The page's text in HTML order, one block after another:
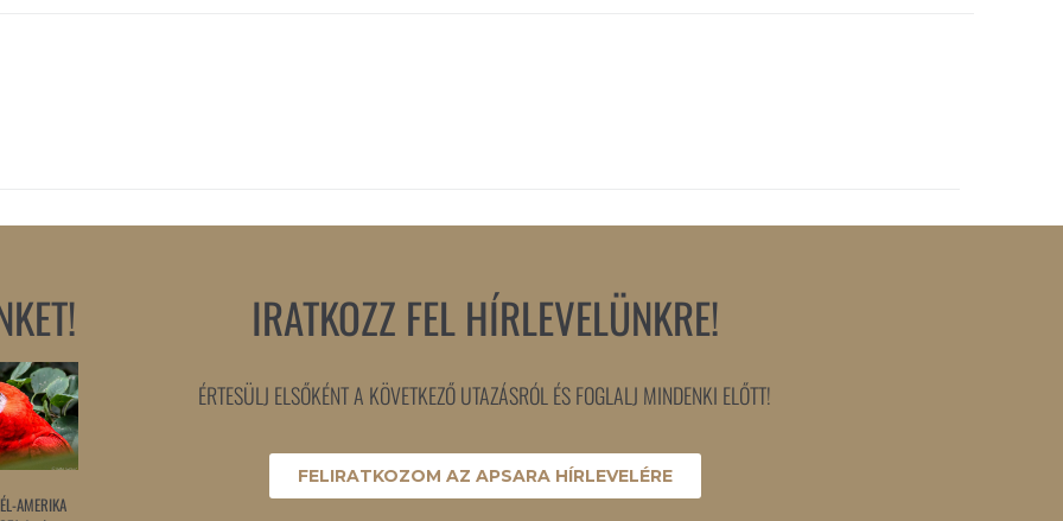
AMERIKA
IRATKOZZ FEL HÍRLEVELÜNKRE!
ÉRTESÜLJ ELSŐKÉNT A KÖVETKEZŐ UTAZÁSRÓL ÉS FOGLALJ MINDENKI ELŐTT!
FELIRATKOZOM AZ APSARA HÍRLEVELÉRE